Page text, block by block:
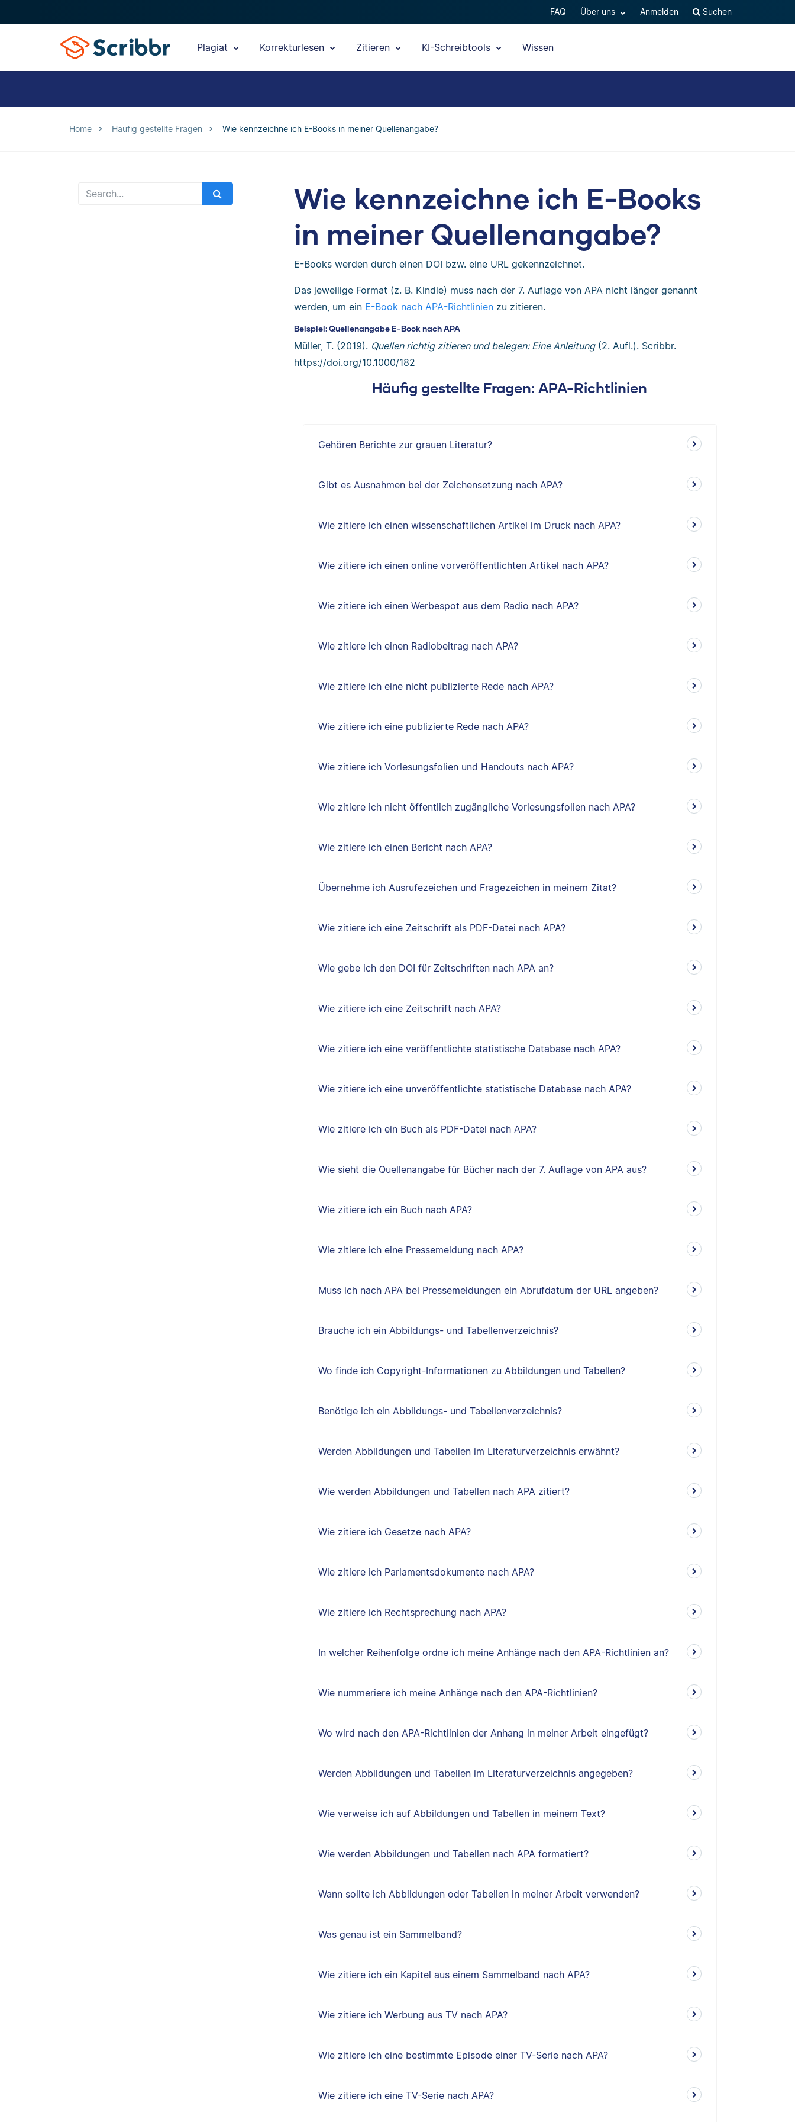
FAQ Über uns Anmelden Suchen
Plagiat Korrekturlesen Zitieren KI-Schreibtools Wissen
Home Häufig gestellte Fragen Wie kennzeichne ich E-Books in meiner Quellenangabe?
Wie kennzeichne ich E-Books
in meiner Quellenangabe?
E-Books werden durch einen DOI bzw. eine URL gekennzeichnet.
Das jeweilige Format (z. B. Kindle) muss nach der 7. Auflage von APA nicht länger genannt
werden, um ein E-Book nach APA-Richtlinienzu zitieren.
Beispiel: Quellenangabe E-Book nach APA
Müller, T. (2019). Quellen richtig zitieren und belegen: Eine Anleitung(2. Aufl.). Scribbr.
https://doi.org/10.1000/182
Häufig gestellte Fragen: APA-Richtlinien
Gehören Berichte zur grauen Literatur?
Gibt es Ausnahmen bei der Zeichensetzung nach APA?
Wie zitiere ich einen wissenschaftlichen Artikel im Druck nach APA?
Wie zitiere ich einen online vorveröffentlichten Artikel nach APA?
Wie zitiere ich einen Werbespot aus dem Radio nach APA?
Wie zitiere ich einen Radiobeitrag nach APA?
Wie zitiere ich eine nicht publizierte Rede nach APA?
Wie zitiere ich eine publizierte Rede nach APA?
Wie zitiere ich Vorlesungsfolien und Handouts nach APA?
Wie zitiere ich nicht öffentlich zugängliche Vorlesungsfolien nach APA?
Wie zitiere ich einen Bericht nach APA?
Übernehme ich Ausrufezeichen und Fragezeichen in meinem Zitat?
Wie zitiere ich eine Zeitschrift als PDF-Datei nach APA?
Wie gebe ich den DOI für Zeitschriften nach APA an?
Wie zitiere ich eine Zeitschrift nach APA?
Wie zitiere ich eine veröffentlichte statistische Database nach APA?
Wie zitiere ich eine unveröffentlichte statistische Database nach APA?
Wie zitiere ich ein Buch als PDF-Datei nach APA?
Wie sieht die Quellenangabe für Bücher nach der 7. Auflage von APA aus?
Wie zitiere ich ein Buch nach APA?
Wie zitiere ich eine Pressemeldung nach APA?
Muss ich nach APA bei Pressemeldungen ein Abrufdatum der URL angeben?
Brauche ich ein Abbildungs- und Tabellenverzeichnis?
Wo finde ich Copyright-Informationen zu Abbildungen und Tabellen?
Benötige ich ein Abbildungs- und Tabellenverzeichnis?
Werden Abbildungen und Tabellen im Literaturverzeichnis erwähnt?
Wie werden Abbildungen und Tabellen nach APA zitiert?
Wie zitiere ich Gesetze nach APA?
Wie zitiere ich Parlamentsdokumente nach APA?
Wie zitiere ich Rechtsprechung nach APA?
In welcher Reihenfolge ordne ich meine Anhänge nach den APA-Richtlinien an?
Wie nummeriere ich meine Anhänge nach den APA-Richtlinien?
Wo wird nach den APA-Richtlinien der Anhang in meiner Arbeit eingefügt?
Werden Abbildungen und Tabellen im Literaturverzeichnis angegeben?
Wie verweise ich auf Abbildungen und Tabellen in meinem Text?
Wie werden Abbildungen und Tabellen nach APA formatiert?
Wann sollte ich Abbildungen oder Tabellen in meiner Arbeit verwenden?
Was genau ist ein Sammelband?
Wie zitiere ich ein Kapitel aus einem Sammelband nach APA?
Wie zitiere ich Werbung aus TV nach APA?
Wie zitiere ich eine bestimmte Episode einer TV-Serie nach APA?
Wie zitiere ich eine TV-Serie nach APA?